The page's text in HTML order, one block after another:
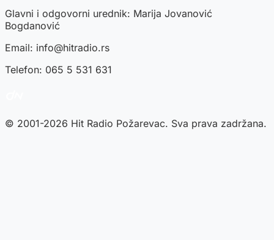
Glavni i odgovorni urednik: Marija Jovanović
Bogdanović
Email: info@hitradio.rs
Telefon: 065 5 531 631
© 2001-2026 Hit Radio Požarevac. Sva prava zadržana.